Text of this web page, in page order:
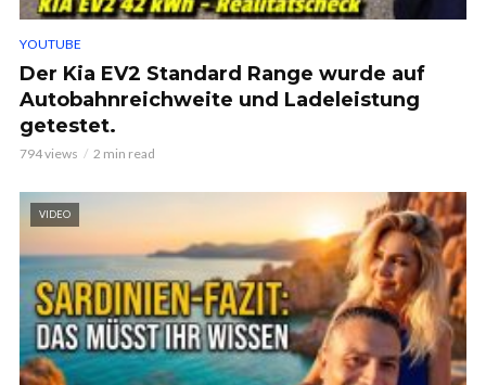
YOUTUBE
Der Kia EV2 Standard Range wurde auf
Autobahnreichweite und Ladeleistung
getestet.
794 views 2 min read
VIDEO